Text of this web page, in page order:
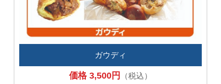
ガウディ
価格 3,500円
（税込）